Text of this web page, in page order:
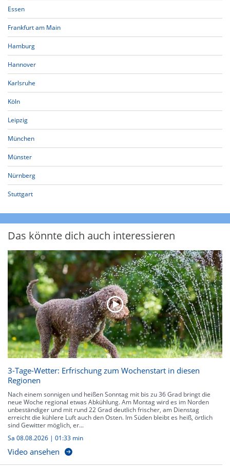
Essen
Frankfurt am Main
Hamburg
Hannover
Karlsruhe
Köln
Leipzig
München
Münster
Nürnberg
Stuttgart
Das könnte dich auch interessieren
3-Tage-Wetter: Erfrischung zum Wochenstart in diesen
Regionen
Nach einem sonnigen und heißen Sonntag mit bis zu 36 Grad bringt die
neue Woche regional etwas Abkühlung. Am Montag wird es im Norden
unbeständiger und mit rund 22 Grad deutlich frischer, am Dienstag
erreicht die kühlere Luft auch den Osten. Im Süden bleibt es heiß, örtlich
sind Gewitter möglich, er...
Sa 08.08.2026 | 01:33 min
Video ansehen